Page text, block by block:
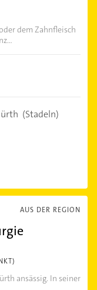
dem Zahnfleisch
(Stadeln)
AUS DER REGION
ansässig. In seiner